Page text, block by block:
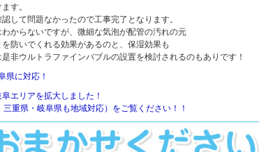
す。
して問題なかったので工事完了となります。
からないですが、微細な気泡が配管の汚れの元
防いでくれる効果があるのと、保湿効果も
非ウルトラファインバブルの設置を検討されるのもありです！
エリアを拡大しました！
重県・岐阜県も地域対応）をご覧ください！！